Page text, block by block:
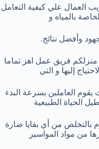
العمال علي كيفية التعامل
بالمياه و
وأفضل نتائج.​
منزلكم فريق عمل اهز تماما
إليها و التي
العاملين بسرعة البدء
الحياة الطبيعية
بالتخلص من أي بقايا ضارة
من مواد المواسير